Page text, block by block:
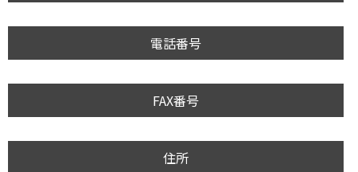
電話番号
FAX番号
住所